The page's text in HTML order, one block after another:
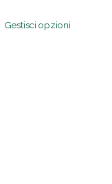
Gestisci opzioni